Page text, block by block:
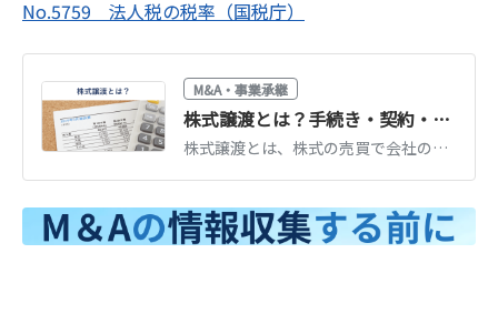
No.5759 法人税の税率（国税庁）
M&A・事業承継
株式譲渡とは？手続き・契約・税金の流れをわかりやすく解説【税理士監修】
株式譲渡とは、株式の売買で会社の経営権を移転するもっとも一般的なM&A手法です。手続き5ステップ、株式譲渡契約書のポイント、税金20.315%の計算を税理士監修で解説します。